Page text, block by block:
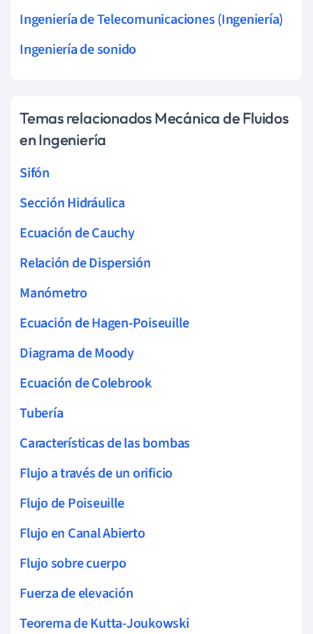
Ingeniería de Telecomunicaciones (Ingeniería)
Ingeniería de sonido
Temas relacionados Mecánica de Fluidos
en Ingeniería
Sifón
Sección Hidráulica
Ecuación de Cauchy
Relación de Dispersión
Manómetro
Ecuación de Hagen-Poiseuille
Diagrama de Moody
Ecuación de Colebrook
Tubería
Características de las bombas
Flujo a través de un orificio
Flujo de Poiseuille
Flujo en Canal Abierto
Flujo sobre cuerpo
Fuerza de elevación
Teorema de Kutta-Joukowski